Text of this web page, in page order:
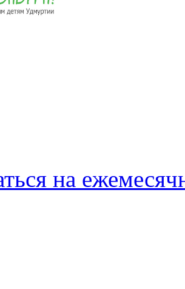
на